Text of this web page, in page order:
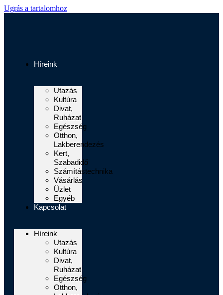
Ugrás a tartalomhoz
Híreink
Utazás
Kultúra
Divat,
Ruházat
Egészség
Otthon,
Lakberendezés
Kert,
Szabadidő
Számítástechnika
Vásárlás
Üzlet
Egyéb
Kapcsolat
Híreink
Utazás
Kultúra
Divat,
Ruházat
Egészség
Otthon,